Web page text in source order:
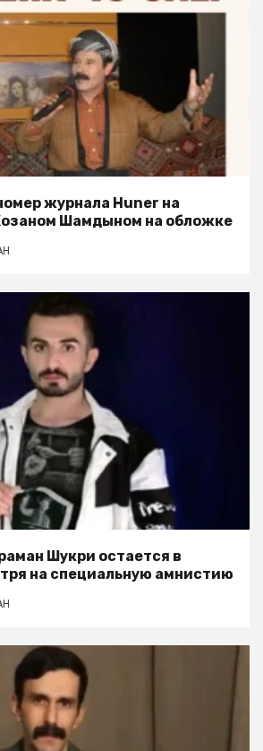
журнала Huner на
Шамдыном на обложке
Шукри остается в
на специальную амнистию